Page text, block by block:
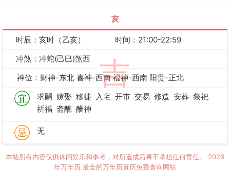
亥
吉
时辰：亥时（乙亥）
时间：21:00-22:59
冲煞：冲蛇(己巳)煞西
神位：财神-东北 喜神-西南 福神-西南 阳贵-正北
求嗣 嫁娶 移徙 入宅 开市 交易 修造 安葬 祭祀
祈福 斋醮 酬神
无
本站所有内容仅供休闲娱乐和参考，对所造成后果不承担任何责任。 2026
年万年历 最全的万年历黄历免费查询网站